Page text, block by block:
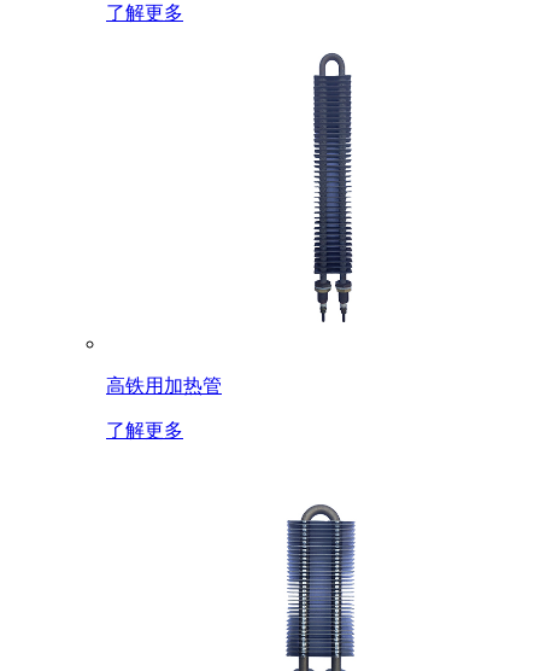
了解更多
高铁用加热管
了解更多